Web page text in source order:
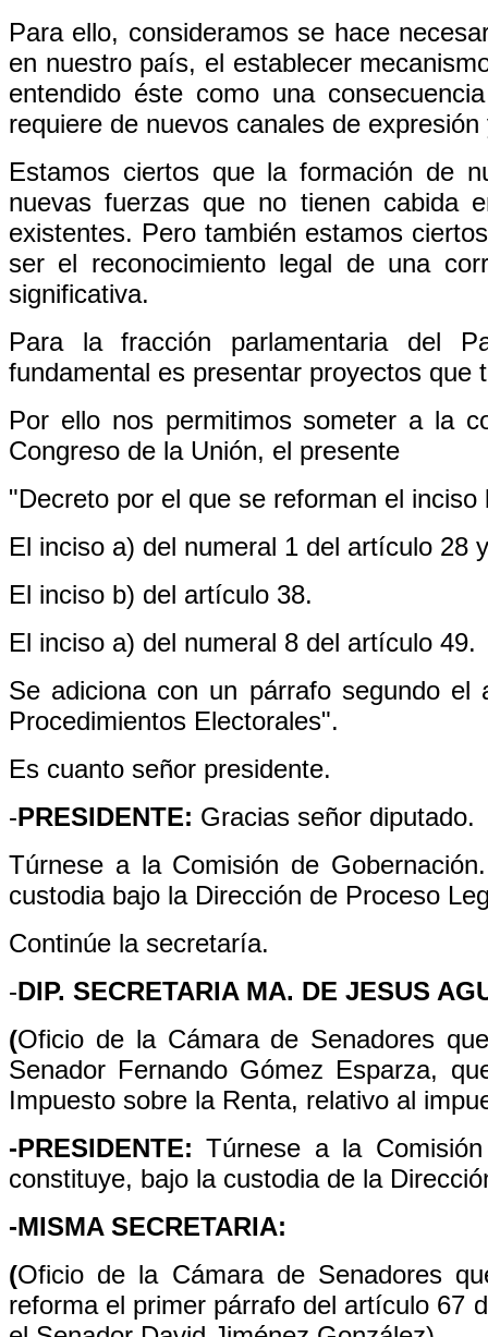
Para ello, consideramos se hace
en nuestro país, el establecer
entendido éste como una
requiere de nuevos canales de
Estamos ciertos que la formación de
nuevas fuerzas que no tienen cabida
existentes. Pero también estamos
ser el reconocimiento legal de una
significativa.
Para la fracción parlamentaria del
fundamental es presentar proyectos
Por ello nos permitimos someter a la
Congreso de la Unión, el presente
"Decreto por el que se reforman el
El inciso a) del numeral 1 del artículo 28
El inciso b) del artículo 38.
El inciso a) del numeral 8 del artículo 49.
Se adiciona con un párrafo segundo
Procedimientos Electorales".
Es cuanto señor presidente.
-PRESIDENTE: Gracias señor diputado.
Túrnese a la Comisión de
custodia bajo la Dirección de Proceso
Continúe la secretaría.
-DIP. SECRETARIA MA. DE JESUS
(Oficio de la Cámara de Senadores
Senador Fernando Gómez Esparza,
Impuesto sobre la Renta, relativo al
-PRESIDENTE:Túrnese a la
constituye, bajo la custodia de la
-MISMA SECRETARIA:
(Oficio de la Cámara de Senadores
reforma el primer párrafo del artículo 67